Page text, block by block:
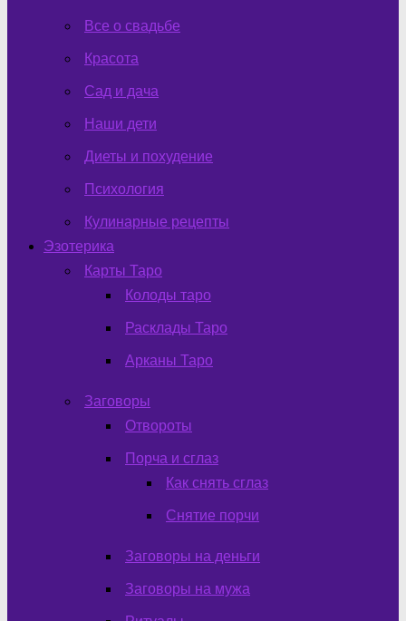
Все о свадьбе
Красота
Сад и дача
Наши дети
Диеты и похудение
Психология
Кулинарные рецепты
Эзотерика
Карты Таро
Колоды таро
Расклады Таро
Арканы Таро
Заговоры
Отвороты
Порча и сглаз
Как снять сглаз
Снятие порчи
Заговоры на деньги
Заговоры на мужа